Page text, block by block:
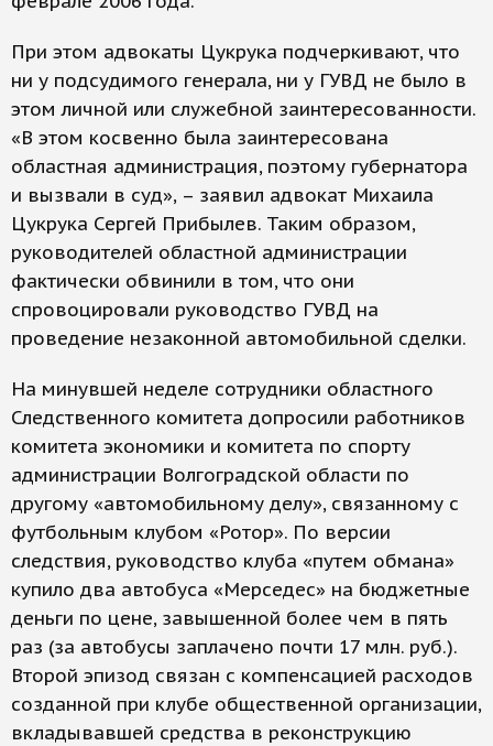
При этом адвокаты Цукрука подчеркивают, что
ни у подсудимого генерала, ни у ГУВД не было в
этом личной или служебной заинтересованности.
«В этом косвенно была заинтересована
областная администрация, поэтому губернатора
и вызвали в суд», – заявил адвокат Михаила
Цукрука Сергей Прибылев. Таким образом,
руководителей областной администрации
фактически обвинили в том, что они
спровоцировали руководство ГУВД на
проведение незаконной автомобильной сделки.
На минувшей неделе сотрудники областного
Следственного комитета допросили работников
комитета экономики и комитета по спорту
администрации Волгоградской области по
другому «автомобильному делу», связанному с
футбольным клубом «Ротор». По версии
следствия, руководство клуба «путем обмана»
купило два автобуса «Мерседес» на бюджетные
деньги по цене, завышенной более чем в пять
раз (за автобусы заплачено почти 17 млн. руб.).
Второй эпизод связан с компенсацией расходов
созданной при клубе общественной организации,
вкладывавшей средства в реконструкцию